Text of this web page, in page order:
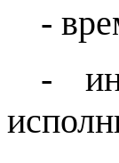
-
-